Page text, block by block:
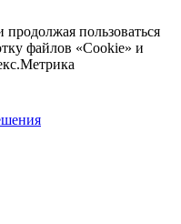
пользоваться
файлов «Cookie» и